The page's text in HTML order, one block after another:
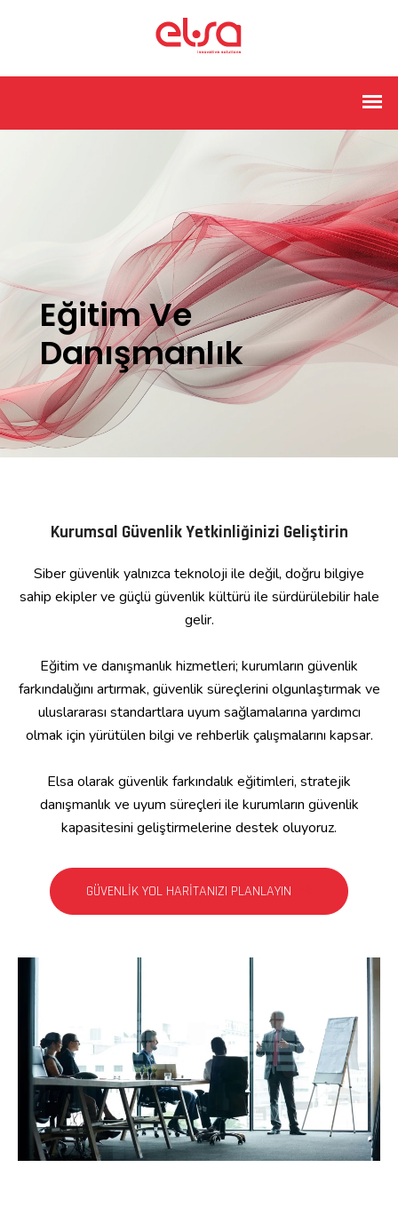
Eğitim Ve
Danışmanlık
Kurumsal Güvenlik Yetkinliğinizi Geliştirin
Siber güvenlik yalnızca teknoloji ile değil, doğru bilgiye
sahip ekipler ve güçlü güvenlik kültürü ile sürdürülebilir hale
gelir.
Eğitim ve danışmanlık hizmetleri; kurumların güvenlik
farkındalığını artırmak, güvenlik süreçlerini olgunlaştırmak ve
uluslararası standartlara uyum sağlamalarına yardımcı
olmak için yürütülen bilgi ve rehberlik çalışmalarını kapsar.
Elsa olarak güvenlik farkındalık eğitimleri, stratejik
danışmanlık ve uyum süreçleri ile kurumların güvenlik
kapasitesini geliştirmelerine destek oluyoruz.
GÜVENLIK YOL HARITANIZI PLANLAYIN